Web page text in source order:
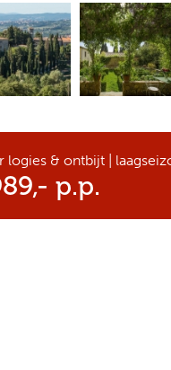
logies & ontbijt |
p.p.